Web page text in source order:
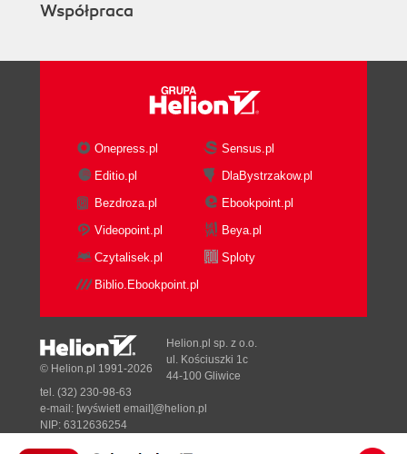
Współpraca
Onepress.pl
Sensus.pl
Editio.pl
DlaBystrzakow.pl
Bezdroza.pl
Ebookpoint.pl
Videopoint.pl
Beya.pl
Czytalisek.pl
Sploty
Biblio.Ebookpoint.pl
© Helion.pl 1991-2026
Helion.pl sp. z o.o.
ul. Kościuszki 1c
44-100 Gliwice
tel. (32) 230-98-63
e-mail: [wyświetl email]@helion.pl
NIP: 6312636254